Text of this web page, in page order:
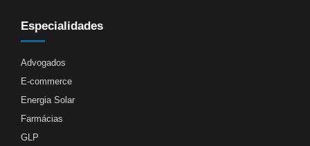
Especialidades
Advogados
E-commerce
Energia Solar
Farmácias
GLP